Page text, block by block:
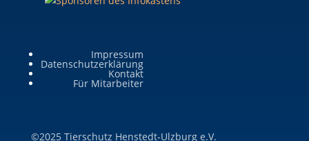
Impressum
Datenschutzerklärung
Kontakt
Für Mitarbeiter
©2025 Tierschutz Henstedt-Ulzburg e.V.